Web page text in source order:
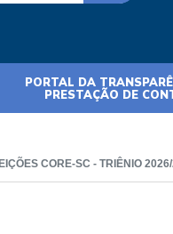
PORTAL DA
PRESTAÇÃO DE
CORE-SC - TRIÊNIO